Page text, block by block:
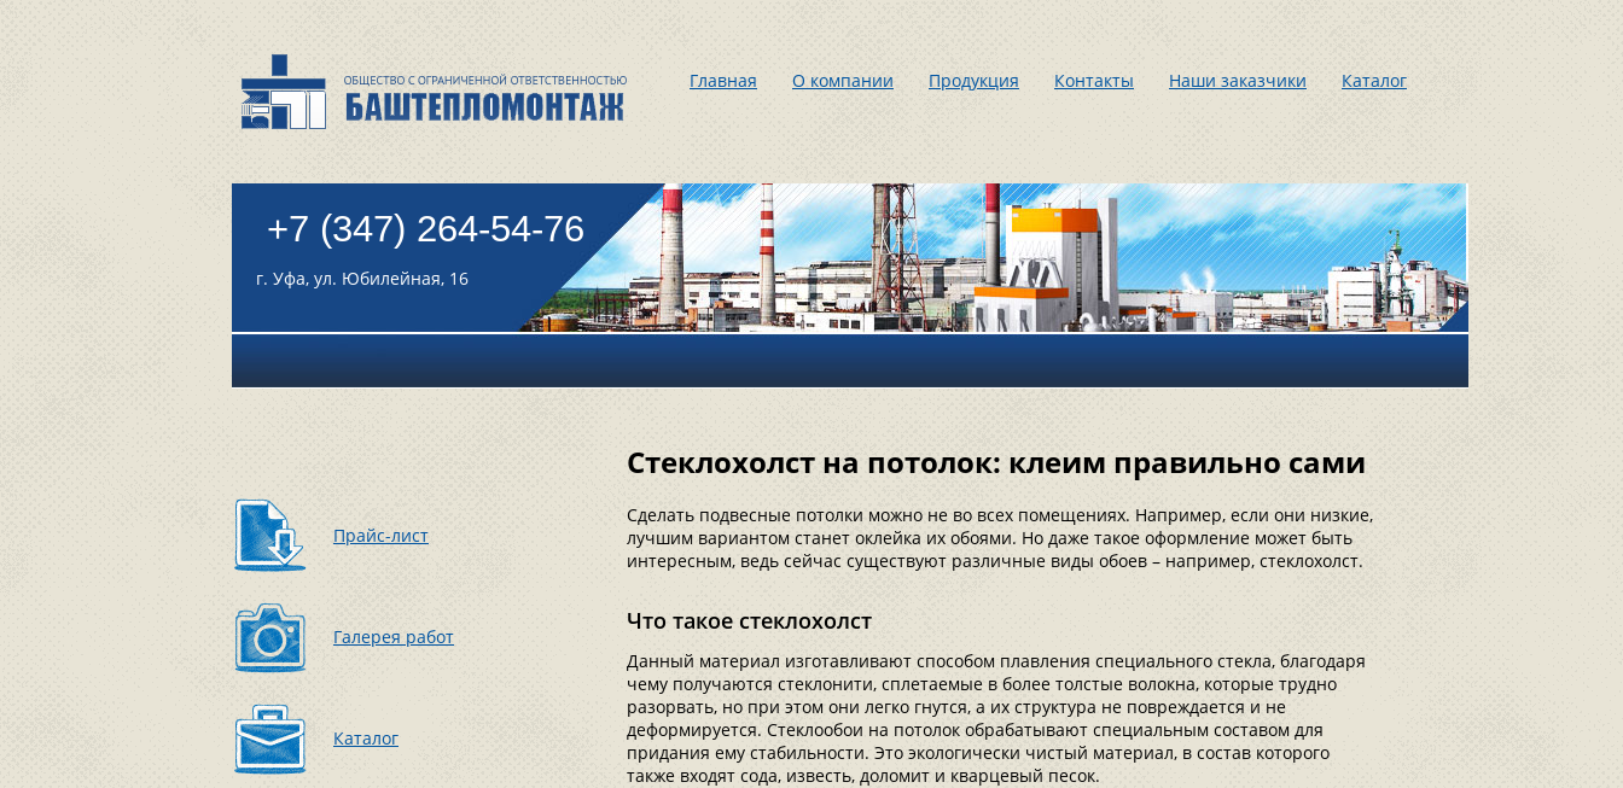
Главная О компании Продукция Контакты Наши заказчики Каталог
+7 (347) 264-54-76
г. Уфа, ул. Юбилейная, 16
Прайс-лист
Галерея работ
Каталог
Стеклохолст на потолок: клеим правильно сами
Сделать подвесные потолки можно не во всех помещениях. Например, если они низкие,
лучшим вариантом станет оклейка их обоями. Но даже такое оформление может быть
интересным, ведь сейчас существуют различные виды обоев – например, стеклохолст.
Что такое стеклохолст
Данный материал изготавливают способом плавления специального стекла, благодаря
чему получаются стеклонити, сплетаемые в более толстые волокна, которые трудно
разорвать, но при этом они легко гнутся, а их структура не повреждается и не
деформируется. Стеклообои на потолок обрабатывают специальным составом для
придания ему стабильности. Это экологически чистый материал, в состав которого
также входят сода, известь, доломит и кварцевый песок.